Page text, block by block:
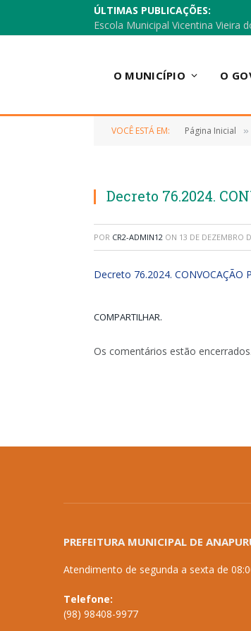
ÚLTIMAS PUBLICAÇÕES:
O MUNICÍPIO O
VOCÊ ESTÁ EM: Página Inicial »
Decreto 76.2024.
POR CR2-ADMIN12 ON 13 DE DEZEMBRO
Decreto 76.2024. CONVOCAÇÃO
COMPARTILHAR.
Os comentários estão encerrados.
PREFEITURA MUNICIPAL DE
Atendimento de segunda a sexta de
Telefone:
(98) 98408-9977